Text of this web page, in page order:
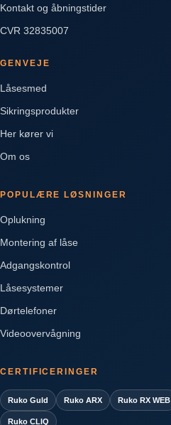
Kontakt og åbningstider
CVR 32835007
GENVEJE
Låsesmed
Sikringsprodukter
Her kører vi
Om os
POPULÆRE LØSNINGER
Oplukning
Montering af låse
Adgangskontrol
Låsesystemer
Dørtelefoner
Videoovervågning
CERTIFICERINGER
Ruko Guld Ruko ARX Ruko RX WEB
Ruko CLIQ